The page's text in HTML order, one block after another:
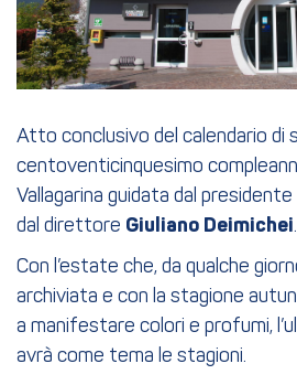
Atto conclusivo del calendario di
centoventicinquesimo
Vallagarina guidata dal presidente
dal direttore Giuliano Deimichei.
Con l’estate che, da qualche
archiviata e con la stagione
a manifestare colori e profumi,
avrà come tema le stagioni.